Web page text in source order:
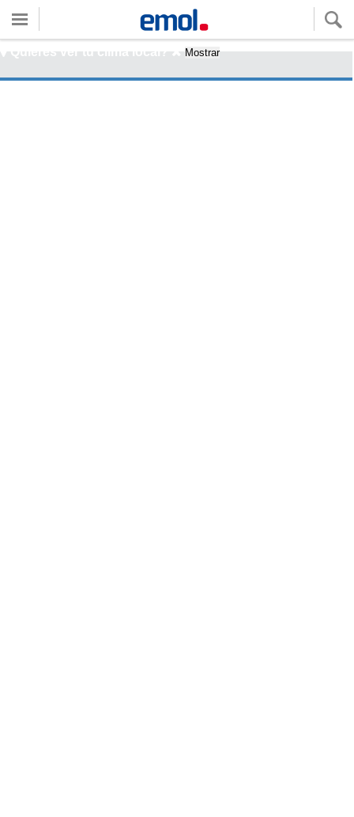
Quieres ver tu clima local? Mostrar